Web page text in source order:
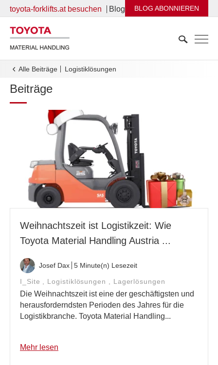
toyota-forklifts.at besuchen Blog BLOG ABONNIEREN
Alle Beiträge logistiklösungen
Beiträge
Weihnachtszeit ist Logistikzeit: Wie
Toyota Material Handling Austria ...
Josef Dax 5 Minute(n) Lesezeit
I_Site Logistiklösungen Lagerlösungen
Die Weihnachtszeit ist eine der geschäftigsten und
herausforderndsten Perioden des Jahres für die
Logistikbranche. Toyota Material Handling...
Mehr lesen